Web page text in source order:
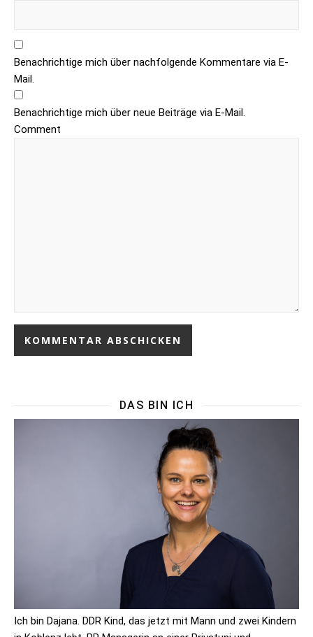
Benachrichtige mich über nachfolgende Kommentare via E-
Mail.
Benachrichtige mich über neue Beiträge via E-Mail.
Comment
DAS BIN ICH
Ich bin Dajana. DDR Kind, das jetzt mit Mann und zwei Kindern